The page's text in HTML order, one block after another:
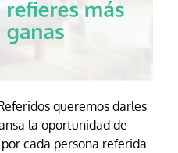
queremos darles
la oportunidad de
cada persona referida